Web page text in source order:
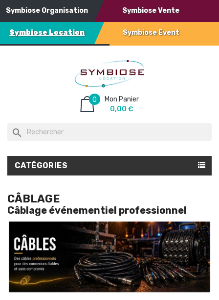
Symbiose Organisation Symbiose Vente
Symbiose Location Symbiose Event
Mon Panier
0
0,00 €
search
CATÉGORIES
CÂBLAGE
Câblage événementiel professionnel